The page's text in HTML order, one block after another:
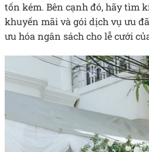
tốn kém. Bên cạnh đó, hãy tìm
khuyến mãi và gói dịch vụ ưu
ưu hóa ngân sách cho lễ cưới